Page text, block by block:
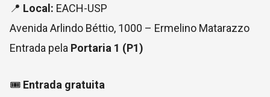
📍 Local: EACH-USP
Avenida Arlindo Béttio, 1000 – Ermelino Matarazzo
Entrada pela Portaria 1 (P1)
🎟️ Entrada gratuita